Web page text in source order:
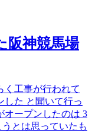
阪神競馬場
く工事が行われて
した と聞いて行っ
オープンしたのは 3
とは思っていたも